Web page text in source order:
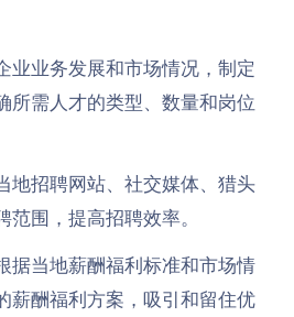
业业务发展和市场情况，制定
所需人才的类型、数量和岗位
地招聘网站、社交媒体、猎头
围，提高招聘效率。
据当地薪酬福利标准和市场情
薪酬福利方案，吸引和留住优